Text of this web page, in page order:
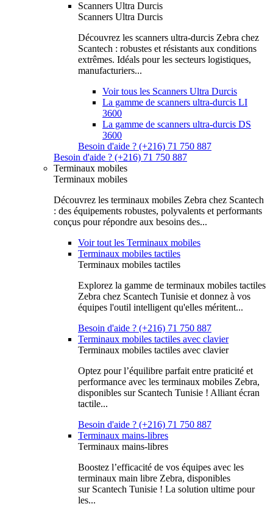
Scanners Ultra Durcis
Scanners Ultra Durcis
Découvrez les scanners ultra-durcis Zebra chez
Scantech : robustes et résistants aux conditions
extrêmes. Idéals pour les secteurs logistiques,
manufacturiers...
Voir tous les Scanners Ultra Durcis
La gamme de scanners ultra-durcis LI
3600
La gamme de scanners ultra-durcis DS
3600
Besoin d'aide ? (+216) 71 750 887
Besoin d'aide ? (+216) 71 750 887
Terminaux mobiles
Terminaux mobiles
Découvrez les terminaux mobiles Zebra chez Scantech
: des équipements robustes, polyvalents et performants
conçus pour répondre aux besoins des...
Voir tout les Terminaux mobiles
Terminaux mobiles tactiles
Terminaux mobiles tactiles
Explorez la gamme de terminaux mobiles tactiles
Zebra chez Scantech Tunisie et donnez à vos
équipes l'outil intelligent qu'elles méritent...
Besoin d'aide ? (+216) 71 750 887
Terminaux mobiles tactiles avec clavier
Terminaux mobiles tactiles avec clavier
Optez pour l’équilibre parfait entre praticité et
performance avec les terminaux mobiles Zebra,
disponibles sur Scantech Tunisie ! Alliant écran
tactile...
Besoin d'aide ? (+216) 71 750 887
Terminaux mains-libres
Terminaux mains-libres
Boostez l’efficacité de vos équipes avec les
terminaux main libre Zebra, disponibles
sur Scantech Tunisie ! La solution ultime pour
les...